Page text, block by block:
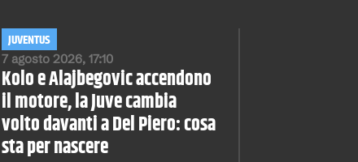
7 agosto 2026, 17:10
JUVENTUS
Kolo e Alajbegovic accendono
il motore, la Juve cambia
volto davanti a Del Piero: cosa
sta per nascere